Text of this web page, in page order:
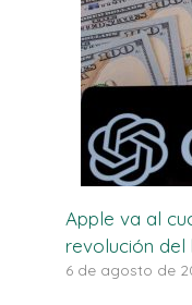
Apple va al
revolución del
6 de agosto de